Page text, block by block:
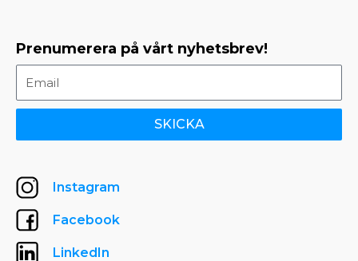
Prenumerera på vårt nyhetsbrev!
SKICKA
Instagram
Facebook
LinkedIn